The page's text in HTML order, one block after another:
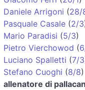
Daniele Arrigoni (28/
Pasquale Casale (2/3
Mario Paradisi (5/3)
Pietro Vierchowod (
Luciano Spalletti (7/3
Stefano Cuoghi (8/8)
allenatore di